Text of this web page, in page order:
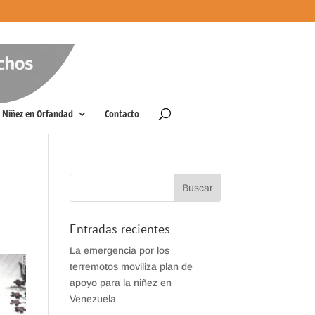
Niñez en Orfandad Contacto
Entradas recientes
La emergencia por los
terremotos moviliza plan de
apoyo para la niñez en
Venezuela